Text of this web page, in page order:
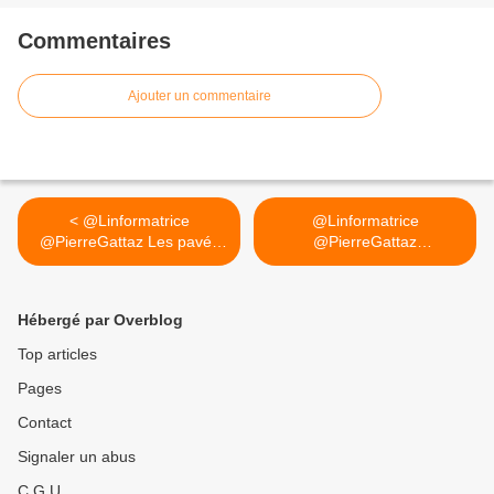
Commentaires
Ajouter un commentaire
< @Linformatrice
@PierreGattaz Les pavés
lancés...
@Linformatrice
@PierreGattaz
Injonction?... >
Hébergé par Overblog
Top articles
Pages
Contact
Signaler un abus